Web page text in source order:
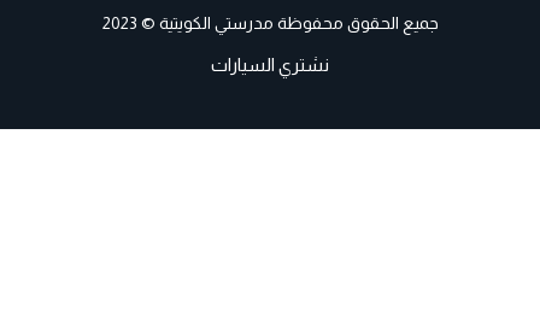
جميع الحقوق محفوظة مدرستي الكويتية © 2023
نشتري السيارات